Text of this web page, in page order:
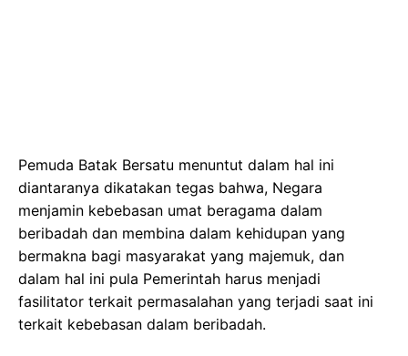
Pemuda Batak Bersatu menuntut dalam hal ini
diantaranya dikatakan tegas bahwa, Negara
menjamin kebebasan umat beragama dalam
beribadah dan membina dalam kehidupan yang
bermakna bagi masyarakat yang majemuk, dan
dalam hal ini pula Pemerintah harus menjadi
fasilitator terkait permasalahan yang terjadi saat ini
terkait kebebasan dalam beribadah.